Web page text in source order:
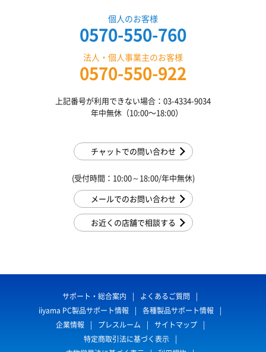
個人のお客様
0570-550-760
法人・個人事業主のお客様
0570-550-922
上記番号が利用できない場合：03-4334-9034
年中無休（10:00〜18:00）
チャットでの問い合わせ
(受付時間：10:00～18:00/年中無休)
メールでのお問い合わせ
お近くの店舗で相談する
サポート・総合案内
よくあるご質問
iiyama PC製品サポート情報
各種製品サポート情報
企業情報
プレスルーム
サイトマップ
特定商取引法に基づく表示